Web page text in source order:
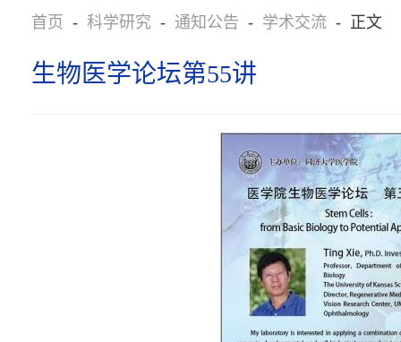
首页 - 科学研究 - 通知公告 - 学术交流 - 正文
生物医学论坛第55讲